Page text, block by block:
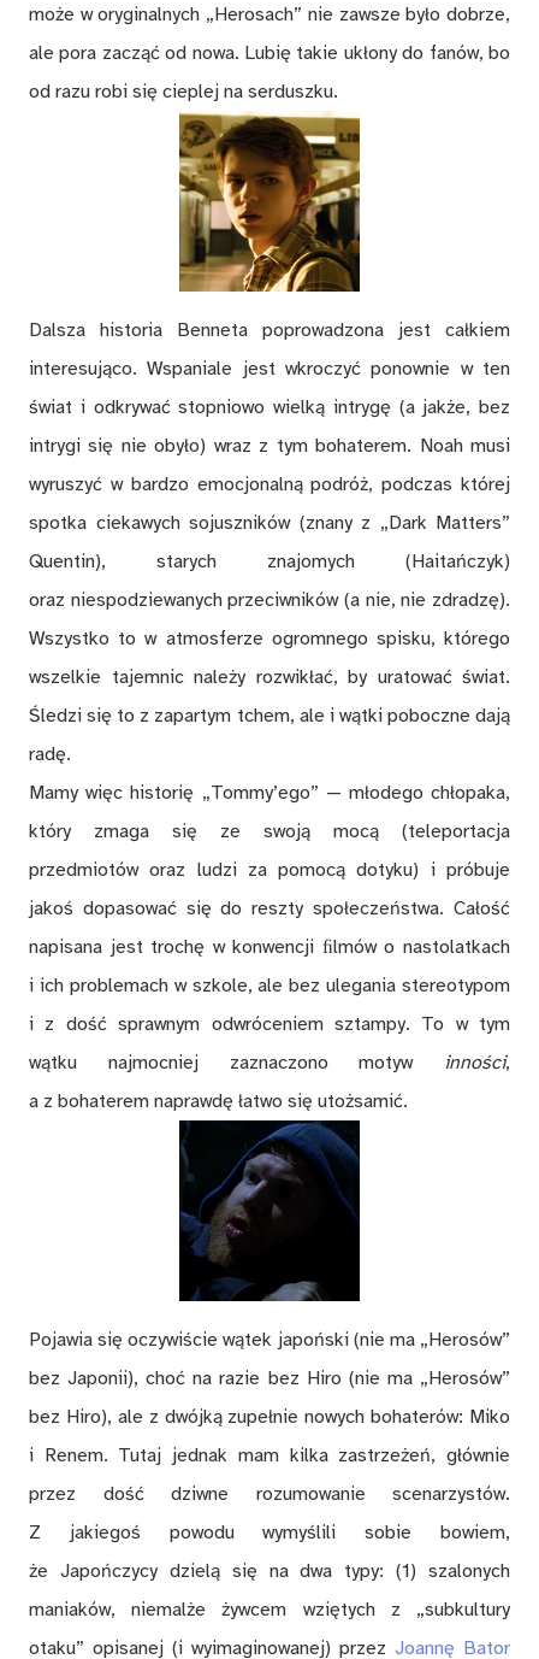
może w oryginalnych „Herosach” nie zawsze było dobrze,
ale pora zacząć od nowa. Lubię takie ukłony do fanów, bo
od razu robi się cieplej na serduszku.
Dalsza historia Benneta poprowadzona jest całkiem
interesująco. Wspaniale jest wkroczyć ponownie w ten
świat i odkrywać stopniowo wielką intrygę (a jakże, bez
intrygi się nie obyło) wraz z tym bohaterem. Noah musi
wyruszyć w bardzo emocjonalną podróż, podczas której
spotka ciekawych sojuszników (znany z „Dark Matters”
Quentin), starych znajomych (Haitańczyk)
oraz niespodziewanych przeciwników (a nie, nie zdradzę).
Wszystko to w atmosferze ogromnego spisku, którego
wszelkie tajemnic należy rozwikłać, by uratować świat.
Śledzi się to z zapartym tchem, ale i wątki poboczne dają
radę.
Mamy więc historię „Tommy’ego” — młodego chłopaka,
który zmaga się ze swoją mocą (teleportacja
przedmiotów oraz ludzi za pomocą dotyku) i próbuje
jakoś dopasować się do reszty społeczeństwa. Całość
napisana jest trochę w konwencji ﬁlmów o nastolatkach
i ich problemach w szkole, ale bez ulegania stereotypom
i z dość sprawnym odwróceniem sztampy. To w tym
wątku najmocniej zaznaczono motyw inności,
a z bohaterem naprawdę łatwo się utożsamić.
Pojawia się oczywiście wątek japoński (nie ma „Herosów”
bez Japonii), choć na razie bez Hiro (nie ma „Herosów”
bez Hiro), ale z dwójką zupełnie nowych bohaterów: Miko
i Renem. Tutaj jednak mam kilka zastrzeżeń, głównie
przez dość dziwne rozumowanie scenarzystów.
Z jakiegoś powodu wymyślili sobie bowiem,
że Japończycy dzielą się na dwa typy: (1) szalonych
maniaków, niemalże żywcem wziętych z „subkultury
otaku” opisanej (i wyimaginowanej) przez Joannę Bator